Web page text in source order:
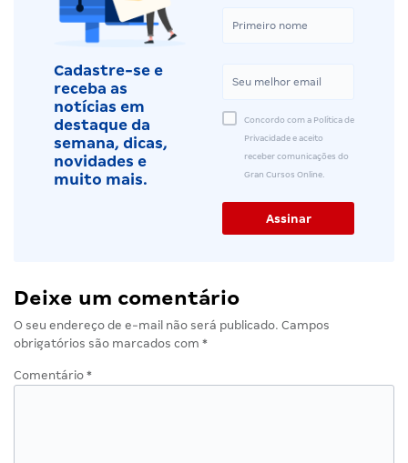
Cadastre-se e
receba as
notícias em
destaque da
semana, dicas,
novidades e
muito mais.
Concordo com a Política de
Privacidade e aceito
receber comunicações do
Gran Cursos Online.
Deixe um comentário
O seu endereço de e-mail não será publicado. Campos
obrigatórios são marcados com *
Comentário *